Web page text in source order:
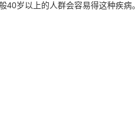
40岁以上的人群会容易得这种疾病。